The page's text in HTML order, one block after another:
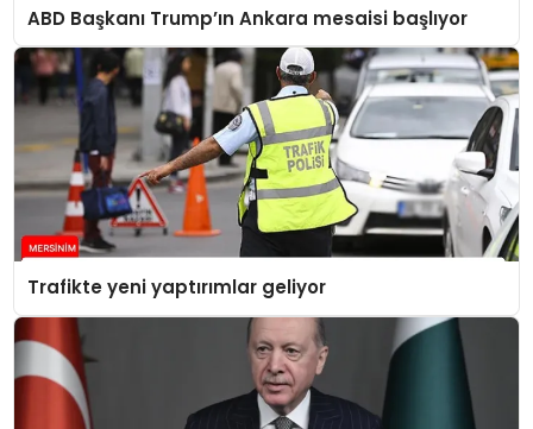
ABD Başkanı Trump’ın Ankara mesaisi başlıyor
Trafikte yeni yaptırımlar geliyor